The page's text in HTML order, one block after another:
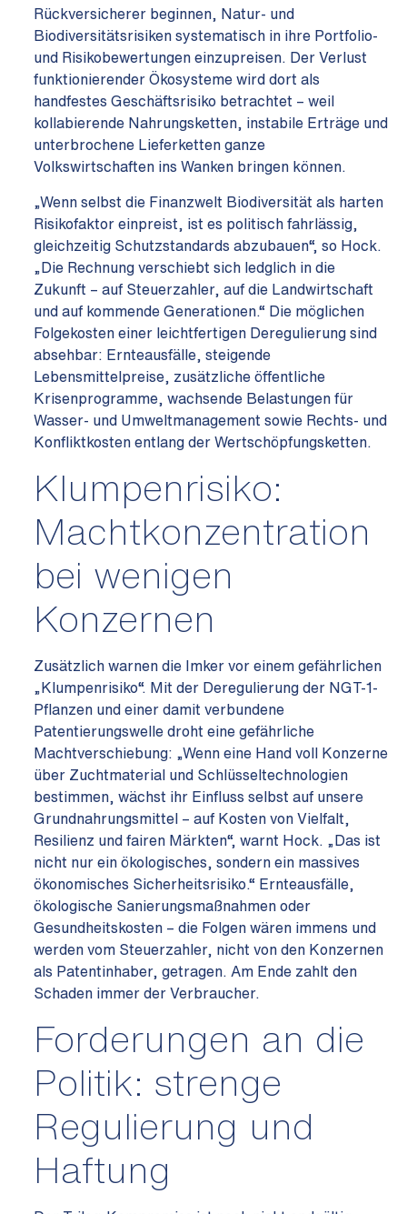
Rückversicherer beginnen, Natur- und
Biodiversitätsrisiken systematisch in ihre Portfolio-
und Risikobewertungen einzupreisen. Der Verlust
funktionierender Ökosysteme wird dort als
handfestes Geschäftsrisiko betrachtet – weil
kollabierende Nahrungsketten, instabile Erträge und
unterbrochene Lieferketten ganze
Volkswirtschaften ins Wanken bringen können.
„Wenn selbst die Finanzwelt Biodiversität als harten
Risikofaktor einpreist, ist es politisch fahrlässig,
gleichzeitig Schutzstandards abzubauen“, so Hock.
„Die Rechnung verschiebt sich ledglich in die
Zukunft – auf Steuerzahler, auf die Landwirtschaft
und auf kommende Generationen.“ Die möglichen
Folgekosten einer leichtfertigen Deregulierung sind
absehbar: Ernteausfälle, steigende
Lebensmittelpreise, zusätzliche öffentliche
Krisenprogramme, wachsende Belastungen für
Wasser- und Umweltmanagement sowie Rechts- und
Konfliktkosten entlang der Wertschöpfungsketten.
Klumpenrisiko:
Machtkonzentration
bei wenigen
Konzernen
Zusätzlich warnen die Imker vor einem gefährlichen
„Klumpenrisiko“. Mit der Deregulierung der NGT-1-
Pflanzen und einer damit verbundene
Patentierungswelle droht eine gefährliche
Machtverschiebung: „Wenn eine Hand voll Konzerne
über Zuchtmaterial und Schlüsseltechnologien
bestimmen, wächst ihr Einfluss selbst auf unsere
Grundnahrungsmittel – auf Kosten von Vielfalt,
Resilienz und fairen Märkten“, warnt Hock. „Das ist
nicht nur ein ökologisches, sondern ein massives
ökonomisches Sicherheitsrisiko.“ Ernteausfälle,
ökologische Sanierungsmaßnahmen oder
Gesundheitskosten – die Folgen wären immens und
werden vom Steuerzahler, nicht von den Konzernen
als Patentinhaber, getragen. Am Ende zahlt den
Schaden immer der Verbraucher.
Forderungen an die
Politik: strenge
Regulierung und
Haftung